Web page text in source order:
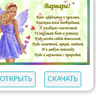
ОТКРЫТЬ СКАЧАТЬ